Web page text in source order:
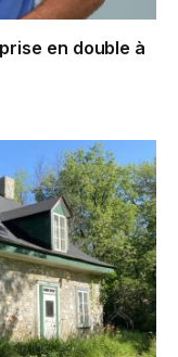
en double à